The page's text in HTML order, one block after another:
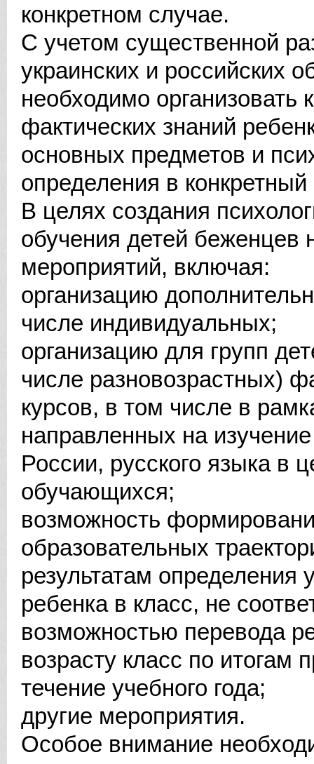
конкретном случае.
С учетом существенной
украинских и российских
необходимо организовать
фактических знаний
основных предметов и
определения в конкретный
В целях создания
обучения детей беженцев
мероприятий, включая:
организацию
числе индивидуальных;
организацию для групп
числе разновозрастных)
курсов, в том числе в
направленных на
России, русского языка в
обучающихся;
возможность
образовательных
результатам определения
ребенка в класс, не
возможностью перевода
возрасту класс по итогам
течение учебного года;
другие мероприятия.
Особое внимание